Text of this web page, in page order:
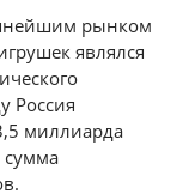
рынком
являлся
Россия
миллиарда
сумма